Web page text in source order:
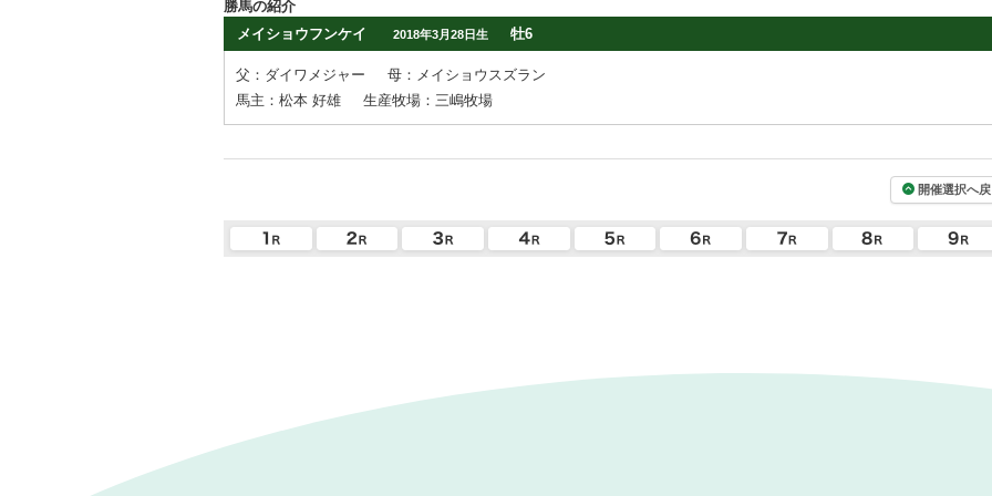
勝馬の紹介
メイショウフンケイ
2018年3月28日生 牡6
父：ダイワメジャー
母：メイショウスズラン
馬主：松本 好雄
生産牧場：三嶋牧場
開催選択へ